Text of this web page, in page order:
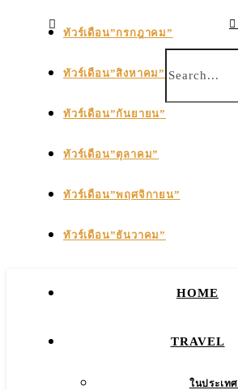
ทัวร์เดือน”กรกฎาคม”
ทัวร์เดือน”สิงหาคม”
ทัวร์เดือน”กันยายน”
ทัวร์เดือน”ตุลาคม”
ทัวร์เดือน”พฤศจิกายน”
ทัวร์เดือน”ธันวาคม”
HOME
TRAVEL
ในประเทศ